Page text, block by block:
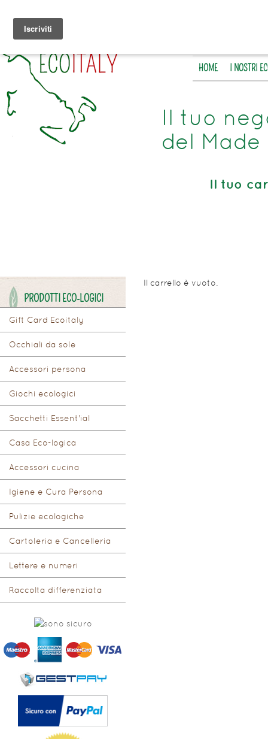
HOME I NOSTRI
Il tuo
del
Il tuo
PRODOTTI ECO-LOGICI
Gift Card Ecoitaly
Occhiali da sole
Accessori persona
Giochi ecologici
Sacchetti Essent'ial
Casa Eco-logica
Accessori cucina
Igiene e Cura Persona
Pulizie ecologiche
Cartoleria e Cancelleria
Lettere e numeri
Raccolta differenziata
Il carrello è vuoto.